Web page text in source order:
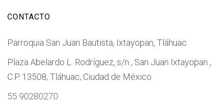
CONTACTO
Parroquia San Juan Bautista, Ixtayopan, Tláhuac
Plaza Abelardo L. Rodríguez, s/n , San Juan Ixtayopan ,
C.P. 13508, Tláhuac, Ciudad de México
55 90280270